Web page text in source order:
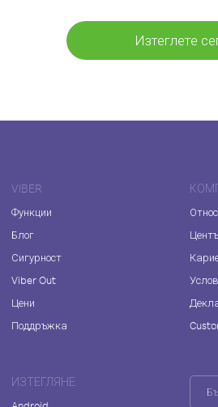
Изтеглете
VIBER
Функции
Блог
Сигурност
Viber Out
Цени
Поддръжка
ИЗТЕГЛЯНЕ